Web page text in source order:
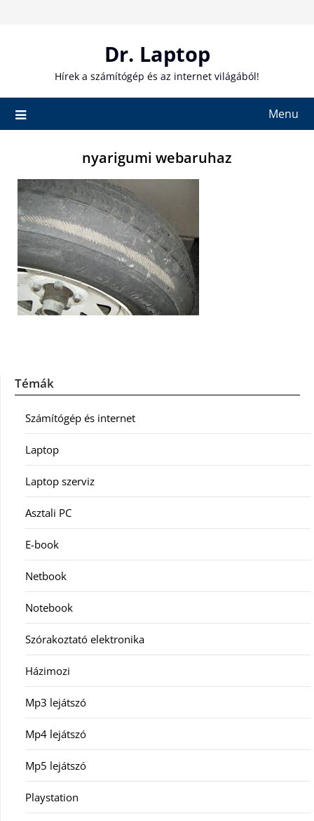
Dr. Laptop
Hírek a számítógép és az internet világából!
Menu
nyarigumi webaruhaz
Témák
Számítógép és internet
Laptop
Laptop szerviz
Asztali PC
E-book
Netbook
Notebook
Szórakoztató elektronika
Házimozi
Mp3 lejátszó
Mp4 lejátszó
Mp5 lejátszó
Playstation